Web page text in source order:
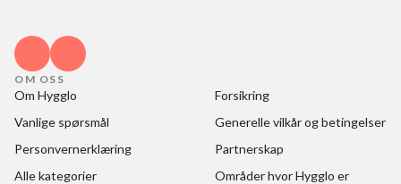
OM OSS
Om Hygglo
Forsikring
Vanlige spørsmål
Generelle vilkår og betingelser
Personvernerklæring
Partnerskap
Alle kategorier
Områder hvor Hygglo er